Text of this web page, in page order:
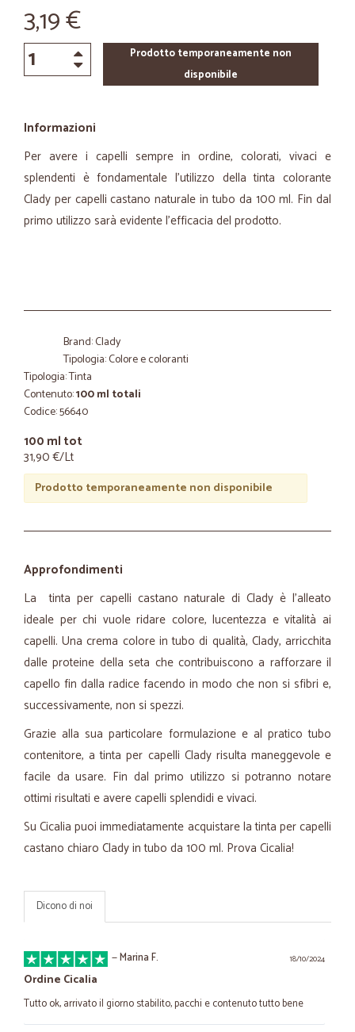
3,19 €
Prodotto temporaneamente non
disponibile
Informazioni
Per avere i capelli sempre in ordine, colorati, vivaci e
splendenti è fondamentale l'utilizzo della tinta colorante
Clady per capelli castano naturale in tubo da 100 ml. Fin dal
primo utilizzo sarà evidente l'efficacia del prodotto.
Brand: Clady
Tipologia: Colore e coloranti
Tipologia: Tinta
Contenuto:100 ml totali
Codice: 56640
100 ml tot
31,90 €/Lt
Prodotto temporaneamente non disponibile
Approfondimenti
La tinta per capelli castano naturale di Clady è l'alleato
ideale per chi vuole ridare colore, lucentezza e vitalità ai
capelli. Una crema colore in tubo di qualità, Clady, arricchita
dalle proteine della seta che contribuiscono a rafforzare il
capello fin dalla radice facendo in modo che non si sfibri e,
successivamente, non si spezzi.
Grazie alla sua particolare formulazione e al pratico tubo
contenitore, a tinta per capelli Clady risulta maneggevole e
facile da usare. Fin dal primo utilizzo si potranno notare
ottimi risultati e avere capelli splendidi e vivaci.
Su Cicalia puoi immediatamente acquistare la tinta per capelli
castano chiaro Clady in tubo da 100 ml. Prova Cicalia!
Dicono di noi
18/10/2024
—Marina F.
Ordine Cicalia
Tutto ok, arrivato il giorno stabilito, pacchi e contenuto tutto bene